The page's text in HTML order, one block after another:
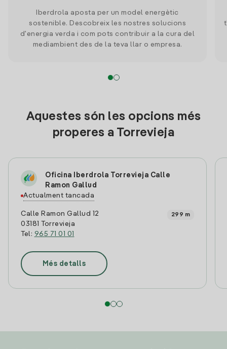
Iberdrola aposta per un model energètic
sostenible. Descobreix les nostres solucions
d'energia verda i com pots contribuir a la cura del
mediambient des de la teva llar o empresa.
Aquestes són les opcions més
properes a Torrevieja
Oficina Iberdrola Torrevieja Calle
Ramon Gallud
Actualment tancada
Calle Ramon Gallud 12
03181 Torrevieja
Tel: 965 71 01 01
299 m
Més detalls